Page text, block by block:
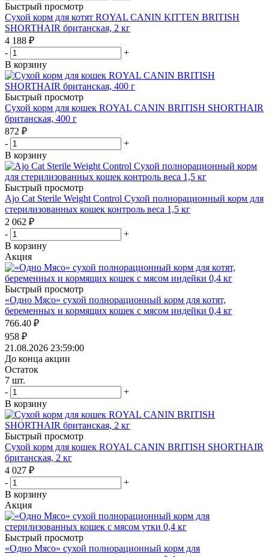
Быстрый просмотр
Сухой корм для котят ROYAL CANIN KITTEN BRITISH
SHORTHAIR британская, 2 кг
4 188 ₽
-
+
В корзину
Быстрый просмотр
Сухой корм для кошек ROYAL CANIN BRITISH SHORTHAIR
британская, 400 г
872 ₽
-
+
В корзину
Быстрый просмотр
Ajo Cat Sterile Weight Control Сухой полнорационный корм для
стерилизованных кошек контроль веса 1,5 кг
2 062 ₽
-
+
В корзину
Акция
Быстрый просмотр
«Одно Мясо» сухой полнорационный корм для котят,
беременных и кормящих кошек с мясом индейки 0,4 кг
766.40 ₽
958 ₽
21.08.2026 23:59:00
До конца акции
Остаток
7 шт.
-
+
В корзину
Быстрый просмотр
Сухой корм для кошек ROYAL CANIN BRITISH SHORTHAIR
британская, 2 кг
4 027 ₽
-
+
В корзину
Акция
Быстрый просмотр
«Одно Мясо» сухой полнорационный корм для